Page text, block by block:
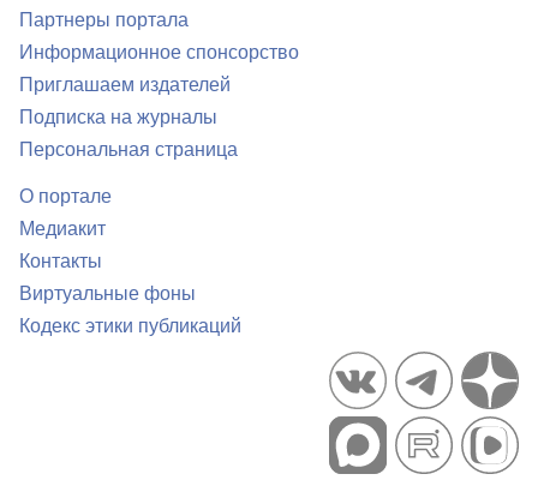
Партнеры портала
Информационное спонсорство
Приглашаем издателей
Подписка на журналы
Персональная страница
О портале
Медиакит
Контакты
Виртуальные фоны
Кодекс этики публикаций